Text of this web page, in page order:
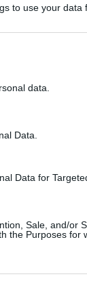
to use your data
data.
Data.
Data for
Sale, and/or
the Purposes for
source